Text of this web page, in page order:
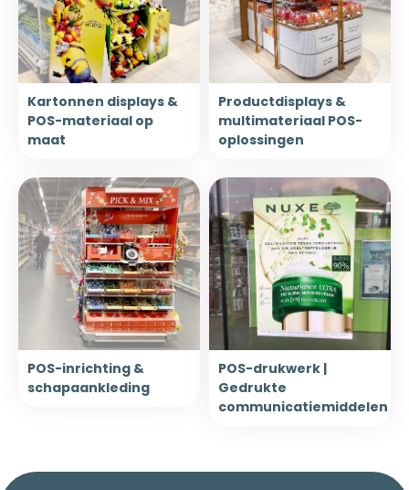
Kartonnen displays &
POS-materiaal op
maat
Productdisplays &
multimateriaal POS-
oplossingen
POS-inrichting &
schapaankleding
POS-drukwerk |
Gedrukte
communicatiemiddelen